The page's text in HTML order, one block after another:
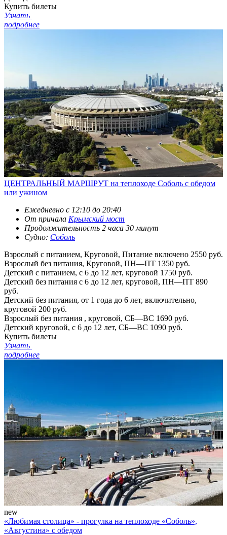
Купить билеты
Узнать
подробнее
ЦЕНТРАЛЬНЫЙ МАРШРУТ на теплоходе Соболь с обедом
или ужином
Ежедневно c 12:10 до 20:40
От причала Крымский мост
Продолжительность 2 часа 30 минут
Судно: Соболь
Взрослый с питанием, Круговой, Питание включено 2550 руб.
Взрослый без питания, Круговой, ПН—ПТ 1350 руб.
Детский с питанием, с 6 до 12 лет, круговой 1750 руб.
Детский без питания с 6 до 12 лет, круговой, ПН—ПТ 890
руб.
Детский без питания, от 1 года до 6 лет, включительно,
круговой 200 руб.
Взрослый без питания , круговой, СБ—ВС 1690 руб.
Детский круговой, с 6 до 12 лет, СБ—ВС 1090 руб.
Купить билеты
Узнать
подробнее
new
«Любимая столица» - прогулка на теплоходе «Соболь»,
«Августина» с обедом